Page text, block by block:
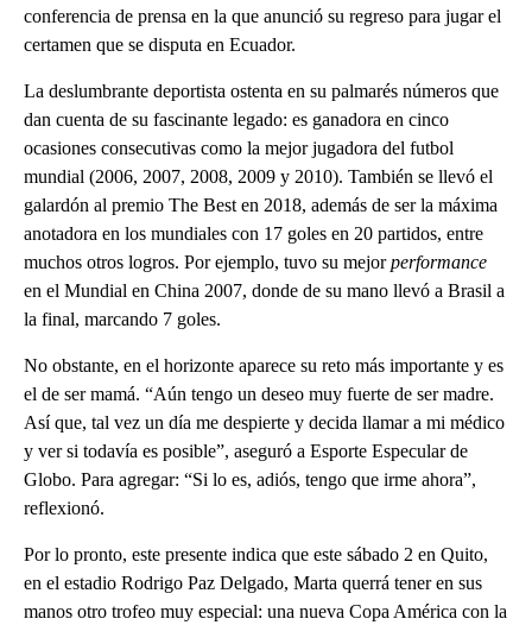
conferencia de prensa en la que anunció su regreso para jugar el
certamen que se disputa en Ecuador.
La deslumbrante deportista ostenta en su palmarés números que
dan cuenta de su fascinante legado: es ganadora en cinco
ocasiones consecutivas como la mejor jugadora del futbol
mundial (2006, 2007, 2008, 2009 y 2010). También se llevó el
galardón al premio The Best en 2018, además de ser la máxima
anotadora en los mundiales con 17 goles en 20 partidos, entre
muchos otros logros. Por ejemplo, tuvo su mejorperformance
en el Mundial en China 2007, donde de su mano llevó a Brasil a
la final, marcando 7 goles.
No obstante, en el horizonte aparece su reto más importante y es
el de ser mamá. “Aún tengo un deseo muy fuerte de ser madre.
Así que, tal vez un día me despierte y decida llamar a mi médico
y ver si todavía es posible”, aseguró a Esporte Especular de
Globo. Para agregar: “Si lo es, adiós, tengo que irme ahora”,
reflexionó.
Por lo pronto, este presente indica que este sábado 2 en Quito,
en el estadio Rodrigo Paz Delgado, Marta querrá tener en sus
manos otro trofeo muy especial: una nueva Copa América con la